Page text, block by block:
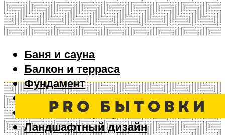
Баня и сауна
Балкон и терраса
Фундамент
Ворота и забор
Дизайн интерьера
Ландшафтный дизайн